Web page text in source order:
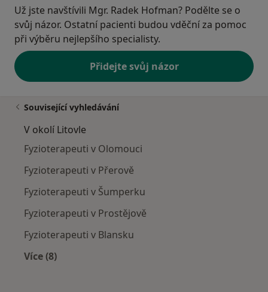
Už jste navštívili Mgr. Radek Hofman? Podělte se o
svůj názor. Ostatní pacienti budou vděční za pomoc
při výběru nejlepšího specialisty.
Přidejte svůj názor
Související vyhledávání
V okolí Litovle
Fyzioterapeuti v Olomouci
Fyzioterapeuti v Přerově
Fyzioterapeuti v Šumperku
Fyzioterapeuti v Prostějově
Fyzioterapeuti v Blansku
Více (8)